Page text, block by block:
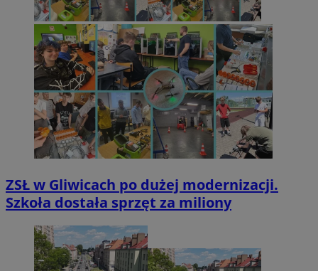
ZSŁ w Gliwicach po dużej modernizacji.
Szkoła dostała sprzęt za miliony